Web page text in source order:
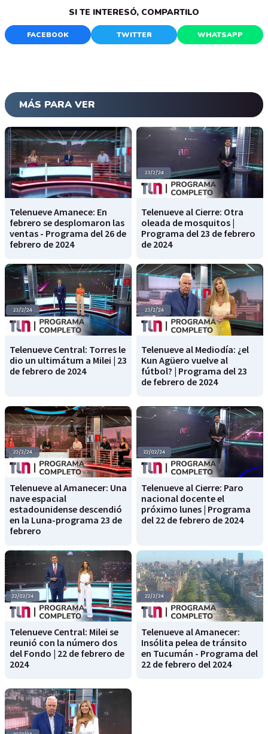
SI TE INTERESÓ, COMPARTILO
FACEBOOK TWITTER WHATSAPP
MÁS PARA VER
Telenueve Amanece: En
febrero se desplomaron las
ventas - Programa del 26 de
febrero de 2024
Telenueve al Cierre: Otra
oleada de mosquitos |
Programa del 23 de febrero
de 2024
Telenueve Central: Torres le
dio un ultimátum a Milei | 23
de febrero de 2024
Telenueve al Mediodía: ¿el
Kun Agüero vuelve al
fútbol? | Programa del 23
de febrero de 2024
Telenueve al Amanecer: Una
nave espacial
estadounidense descendió
en la Luna-programa 23 de
febrero
Telenueve al Cierre: Paro
nacional docente el
próximo lunes | Programa
del 22 de febrero de 2024
Telenueve Central: Milei se
reunió con la número dos
del Fondo | 22 de febrero de
2024
Telenueve al Amanecer:
Insólita pelea de tránsito
en Tucumán - Programa del
22 de febrero del 2024